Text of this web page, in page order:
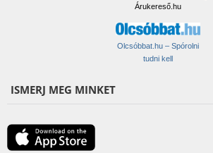
Árukereső.hu
Olcsóbbat.hu – Spórolni
tudni kell
ISMERJ MEG MINKET